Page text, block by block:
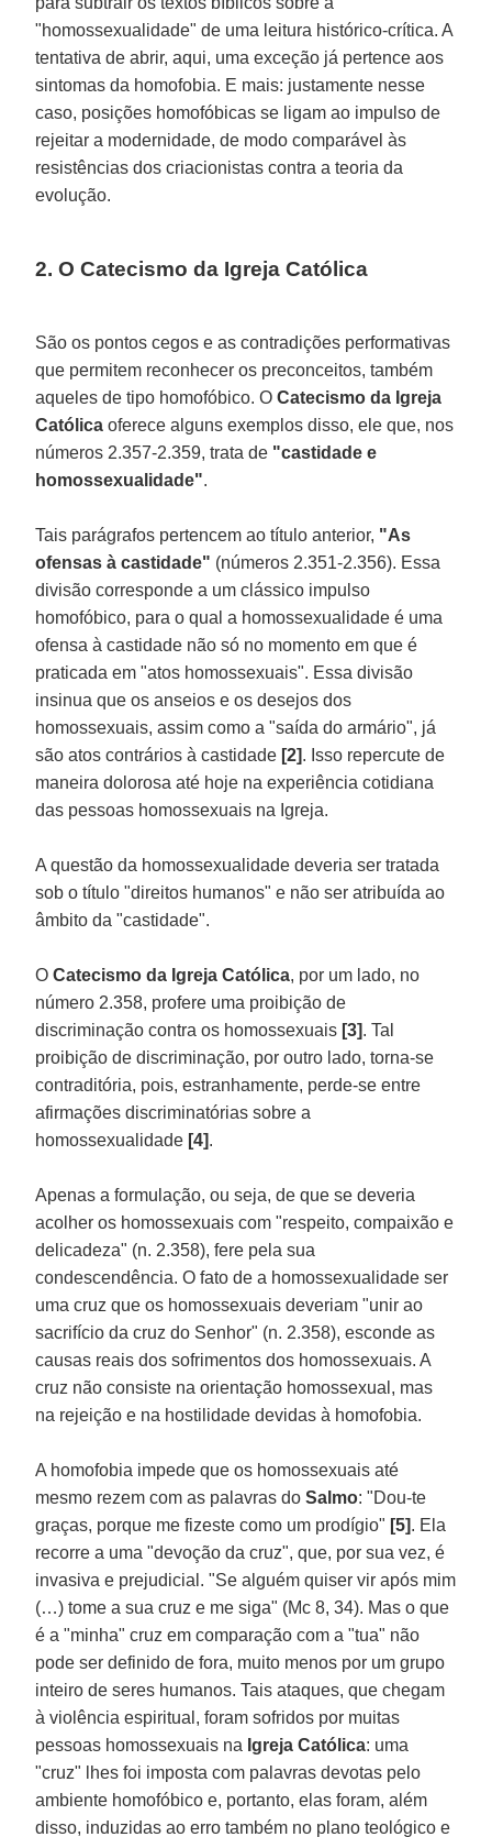
"homossexualidade" de uma leitura histórico-crítica. A
tentativa de abrir, aqui, uma exceção já pertence aos
sintomas da homofobia. E mais: justamente nesse
caso, posições homofóbicas se ligam ao impulso de
rejeitar a modernidade, de modo comparável às
resistências dos criacionistas contra a teoria da
evolução.
2. O Catecismo da Igreja Católica
São os pontos cegos e as contradições performativas
que permitem reconhecer os preconceitos, também
aqueles de tipo homofóbico. OCatecismo da Igreja
Católica oferece alguns exemplos disso, ele que, nos
números 2.357-2.359, trata de "castidade e
homossexualidade".
Tais parágrafos pertencem ao título anterior, "As
ofensas à castidade" (números 2.351-2.356). Essa
divisão corresponde a um clássico impulso
homofóbico, para o qual a homossexualidade é uma
ofensa à castidade não só no momento em que é
praticada em "atos homossexuais". Essa divisão
insinua que os anseios e os desejos dos
homossexuais, assim como a "saída do armário", já
são atos contrários à castidade [2]. Isso repercute de
maneira dolorosa até hoje na experiência cotidiana
das pessoas homossexuais na Igreja.
A questão da homossexualidade deveria ser tratada
sob o título "direitos humanos" e não ser atribuída ao
âmbito da "castidade".
OCatecismo da Igreja Católica, por um lado, no
número 2.358, profere uma proibição de
discriminação contra os homossexuais [3]. Tal
proibição de discriminação, por outro lado, torna-se
contraditória, pois, estranhamente, perde-se entre
afirmações discriminatórias sobre a
homossexualidade [4].
Apenas a formulação, ou seja, de que se deveria
acolher os homossexuais com "respeito, compaixão e
delicadeza" (n. 2.358), fere pela sua
condescendência. O fato de a homossexualidade ser
uma cruz que os homossexuais deveriam "unir ao
sacrifício da cruz do Senhor" (n. 2.358), esconde as
causas reais dos sofrimentos dos homossexuais. A
cruz não consiste na orientação homossexual, mas
na rejeição e na hostilidade devidas à homofobia.
A homofobia impede que os homossexuais até
mesmo rezem com as palavras doSalmo: "Dou-te
graças, porque me fizeste como um prodígio" [5]. Ela
recorre a uma "devoção da cruz", que, por sua vez, é
invasiva e prejudicial. "Se alguém quiser vir após mim
(…) tome a sua cruz e me siga" (Mc 8, 34). Mas o que
é a "minha" cruz em comparação com a "tua" não
pode ser definido de fora, muito menos por um grupo
inteiro de seres humanos. Tais ataques, que chegam
à violência espiritual, foram sofridos por muitas
pessoas homossexuais na Igreja Católica: uma
"cruz" lhes foi imposta com palavras devotas pelo
ambiente homofóbico e, portanto, elas foram, além
disso, induzidas ao erro também no plano teológico e